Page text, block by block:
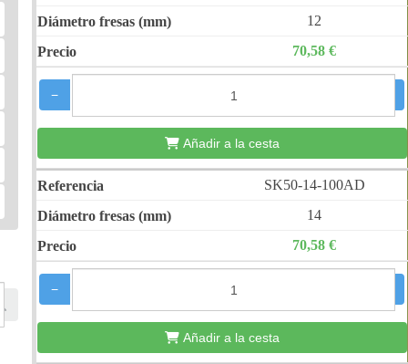
12
70,58 €
−
Añadir a la cesta
SK50-14-100AD
14
70,58 €
−
Añadir a la cesta